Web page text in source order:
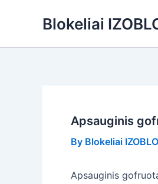
Blokeliai
Apsauginis
By Blokeliai
Apsauginis